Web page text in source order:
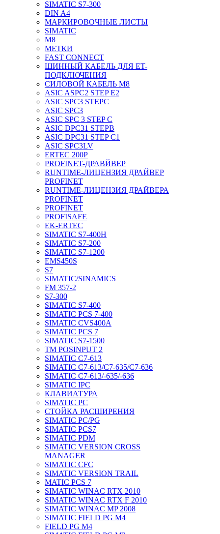
SIMATIC S7-300
DIN A4
МАРКИРОВОЧНЫЕ ЛИСТЫ
SIMATIC
M8
МЕТКИ
FAST CONNECT
ШИННЫЙ КАБЕЛЬ ДЛЯ ET-
ПОДКЛЮЧЕНИЯ
СИЛОВОЙ КАБЕЛЬ M8
ASIC ASPC2 STEP E2
ASIC SPC3 STEPC
ASIC SPC3
ASIC SPC 3 STEP C
ASIC DPC31 STEPB
ASIC DPC31 STEP C1
ASIC SPC3LV
ERTEC 200P
PROFINET-ДРАВЙВЕР
RUNTIME-ЛИЦЕНЗИЯ ДРАЙВЕР
PROFINET
RUNTIME-ЛИЦЕНЗИЯ ДРАЙВЕРА
PROFINET
PROFINET
PROFISAFE
EK-ERTEC
SIMATIC S7-400H
SIMATIC S7-200
SIMATIC S7-1200
EMS450S
S7
SIMATIC/SINAMICS
FM 357-2
S7-300
SIMATIC S7-400
SIMATIC PCS 7-400
SIMATIC CVS400A
SIMATIC PCS 7
SIMATIC S7-1500
TM POSINPUT 2
SIMATIC C7-613
SIMATIC C7-613/C7-635/C7-636
SIMATIC C7-613/-635/-636
SIMATIC IPC
КЛАВИАТУРА
SIMATIC PC
СТОЙКА РАСШИРЕНИЯ
SIMATIC PC/PG
SIMATIC PCS7
SIMATIC PDM
SIMATIC VERSION CROSS
MANAGER
SIMATIC CFC
SIMATIC VERSION TRAIL
MATIC PCS 7
SIMATIC WINAC RTX 2010
SIMATIC WINAC RTX F 2010
SIMATIC WINAC MP 2008
SIMATIC FIELD PG M4
FIELD PG M4